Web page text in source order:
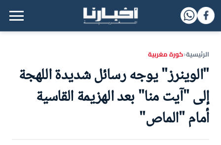
القائمة الرئيسية
الرئيسية‹كورة مغربية
"الوينرز" يوجه رسائل شديدة اللهجة
إلى "آيت منا" بعد الهزيمة القاسية
أمام "الماص"